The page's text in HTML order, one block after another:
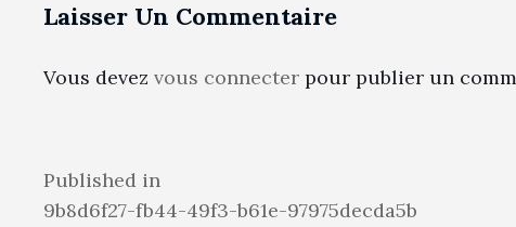
Laisser Un Commentaire
Vous devez vous connecter pour publier un
Navigation
Published in
9b8d6f27-fb44-49f3-b61e-97975decda5b